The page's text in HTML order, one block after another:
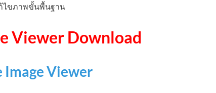
ไขภาพขั้นพื้นฐาน
Viewer Download
Image Viewer